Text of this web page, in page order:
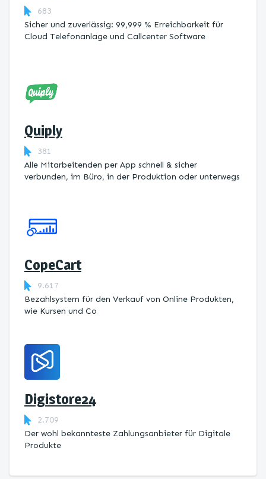
683
Sicher und zuverlässig: 99,999 % Erreichbarkeit für
Cloud Telefonanlage und Callcenter Software
Quiply
381
Alle Mitarbeitenden per App schnell & sicher
verbunden, im Büro, in der Produktion oder unterwegs
CopeCart
9.617
Bezahlsystem für den Verkauf von Online Produkten,
wie Kursen und Co
Digistore24
2.709
Der wohl bekannteste Zahlungsanbieter für Digitale
Produkte